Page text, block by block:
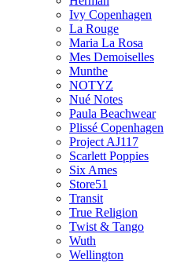
Ivy Copenhagen
La Rouge
Maria La Rosa
Mes Demoiselles
Munthe
NOTYZ
Nué Notes
Paula Beachwear
Plissé Copenhagen
Project AJ117
Scarlett Poppies
Six Ames
Store51
Transit
True Religion
Twist & Tango
Wuth
Wellington